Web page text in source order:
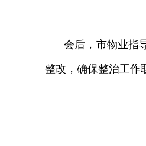
会后，市物业指
整改，确保整治工作